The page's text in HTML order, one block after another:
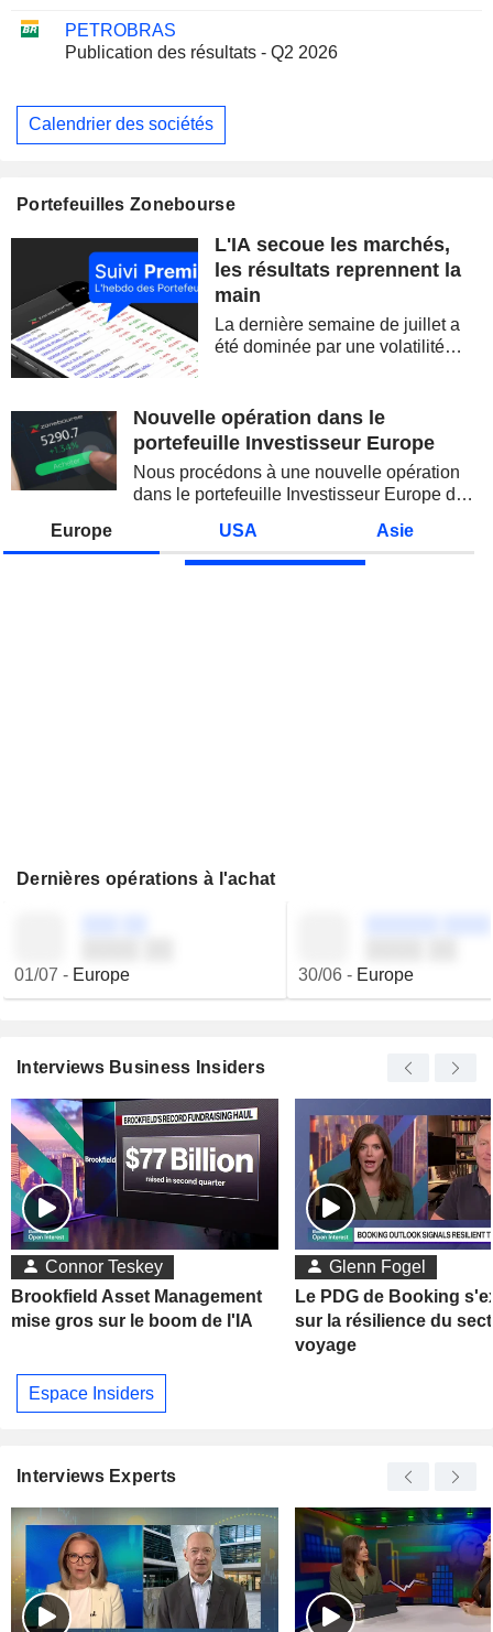
PETROBRAS
Publication des résultats - Q2 2026
Calendrier des sociétés
Portefeuilles Zonebourse
L'IA secoue les marchés,
les résultats reprennent la
main
La dernière semaine de juillet a
été dominée par une volatilité
semi-conducteurs. Les
inquiétudes sur la soutenabilité
Nouvelle opération dans le
portefeuille Investisseur Europe
Nous procédons à une nouvelle opération
dans le portefeuille Investisseur Europe de
Europe USA Asie
Dernières opérations à l'achat
01/07 - Europe 30/06- Europe
Interviews Business Insiders
Connor Teskey
Brookfield Asset Management
mise gros sur le boom de l'IA
Glenn Fogel
Le PDG de Booking
sur la résilience du
voyage
Espace Insiders
Interviews Experts